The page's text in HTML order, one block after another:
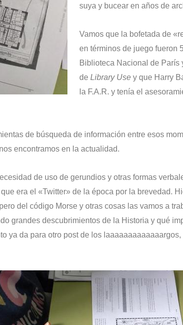
suya y bucear en años de
Vamos que la bofetada de
en términos de juego fueron
Biblioteca Nacional de París
de Library Usey que Harry
la F.A.R. y tenía el
de búsqueda de información entre esos
encontramos en la actualidad.
de uso de gerundios y otras formas
era el «Twitter» de la época por la brevedad.
del código Morse y otras cosas las vamos a
grandes descubrimientos de la Historia y qué
ya da para otro post de los